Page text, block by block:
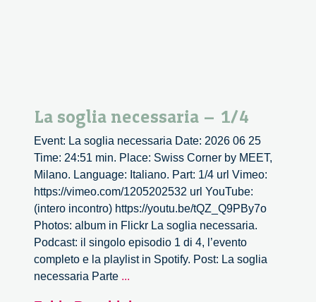
La soglia necessaria – 1/4
Event: La soglia necessaria Date: 2026 06 25
Time: 24:51 min. Place: Swiss Corner by MEET,
Milano. Language: Italiano. Part: 1/4 url Vimeo:
https://vimeo.com/1205202532 url YouTube:
(intero incontro) https://youtu.be/tQZ_Q9PBy7o
Photos: album in Flickr La soglia necessaria.
Podcast: il singolo episodio 1 di 4, l’evento
completo e la playlist in Spotify. Post: La soglia
necessaria Parte ...